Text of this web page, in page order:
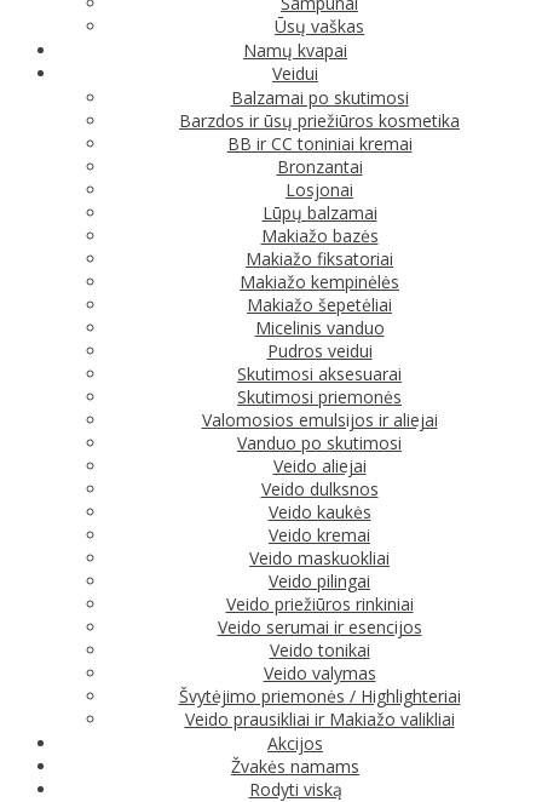
Ūsų vaškas
Namų kvapai
Veidui
Balzamai po skutimosi
Barzdos ir ūsų priežiūros kosmetika
BB ir CC toniniai kremai
Bronzantai
Losjonai
Lūpų balzamai
Makiažo bazės
Makiažo fiksatoriai
Makiažo kempinėlės
Makiažo šepetėliai
Micelinis vanduo
Pudros veidui
Skutimosi aksesuarai
Skutimosi priemonės
Valomosios emulsijos ir aliejai
Vanduo po skutimosi
Veido aliejai
Veido dulksnos
Veido kaukės
Veido kremai
Veido maskuokliai
Veido pilingai
Veido priežiūros rinkiniai
Veido serumai ir esencijos
Veido tonikai
Veido valymas
Švytėjimo priemonės / Highlighteriai
Veido prausikliai ir Makiažo valikliai
Akcijos
Žvakės namams
Rodyti viską